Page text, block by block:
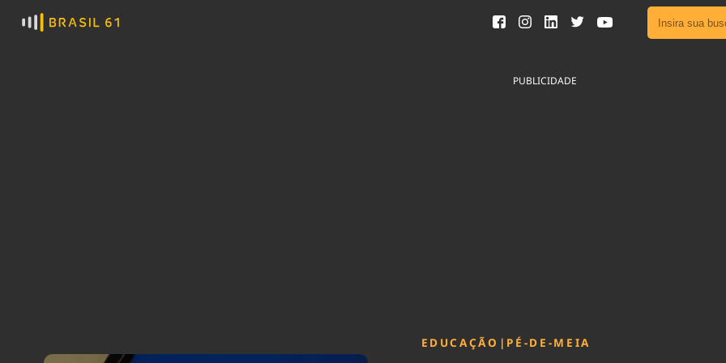
Ver
PUBLICIDADE
EDUCAÇÃO | PÉ-DE-MEIA